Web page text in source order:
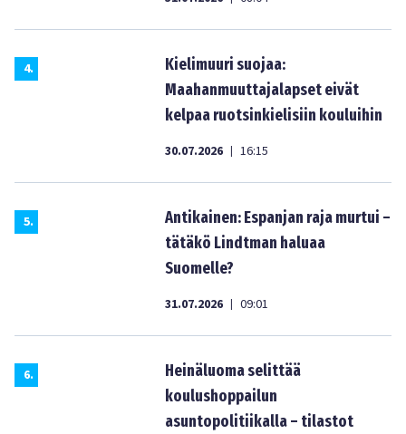
4.
Kielimuuri suojaa:
Maahanmuuttajalapset eivät
kelpaa ruotsinkielisiin kouluihin
30.07.2026 | 16:15
5.
Antikainen: Espanjan raja murtui –
tätäkö Lindtman haluaa
Suomelle?
31.07.2026 | 09:01
6.
Heinäluoma selittää
koulushoppailun
asuntopolitiikalla – tilastot